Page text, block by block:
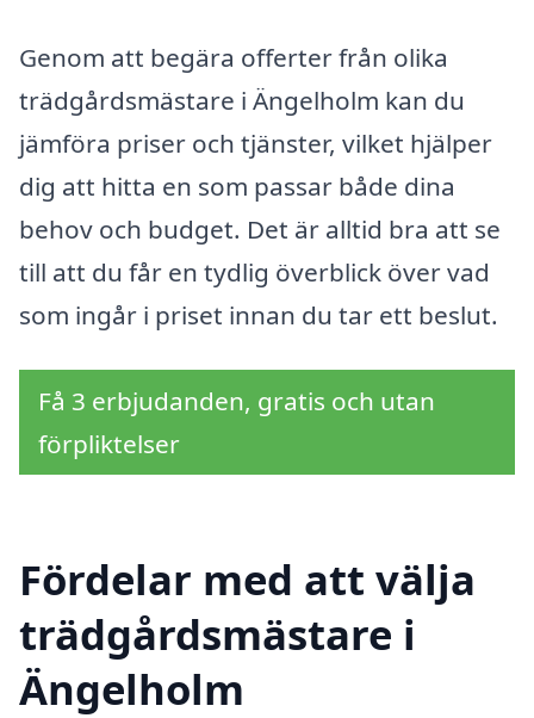
Genom att begära offerter från olika
trädgårdsmästare i Ängelholm kan du
jämföra priser och tjänster, vilket hjälper
dig att hitta en som passar både dina
behov och budget. Det är alltid bra att se
till att du får en tydlig överblick över vad
som ingår i priset innan du tar ett beslut.
Få 3 erbjudanden, gratis och utan
förpliktelser
Fördelar med att välja
trädgårdsmästare i
Ängelholm